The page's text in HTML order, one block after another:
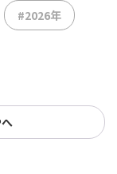
#2026年